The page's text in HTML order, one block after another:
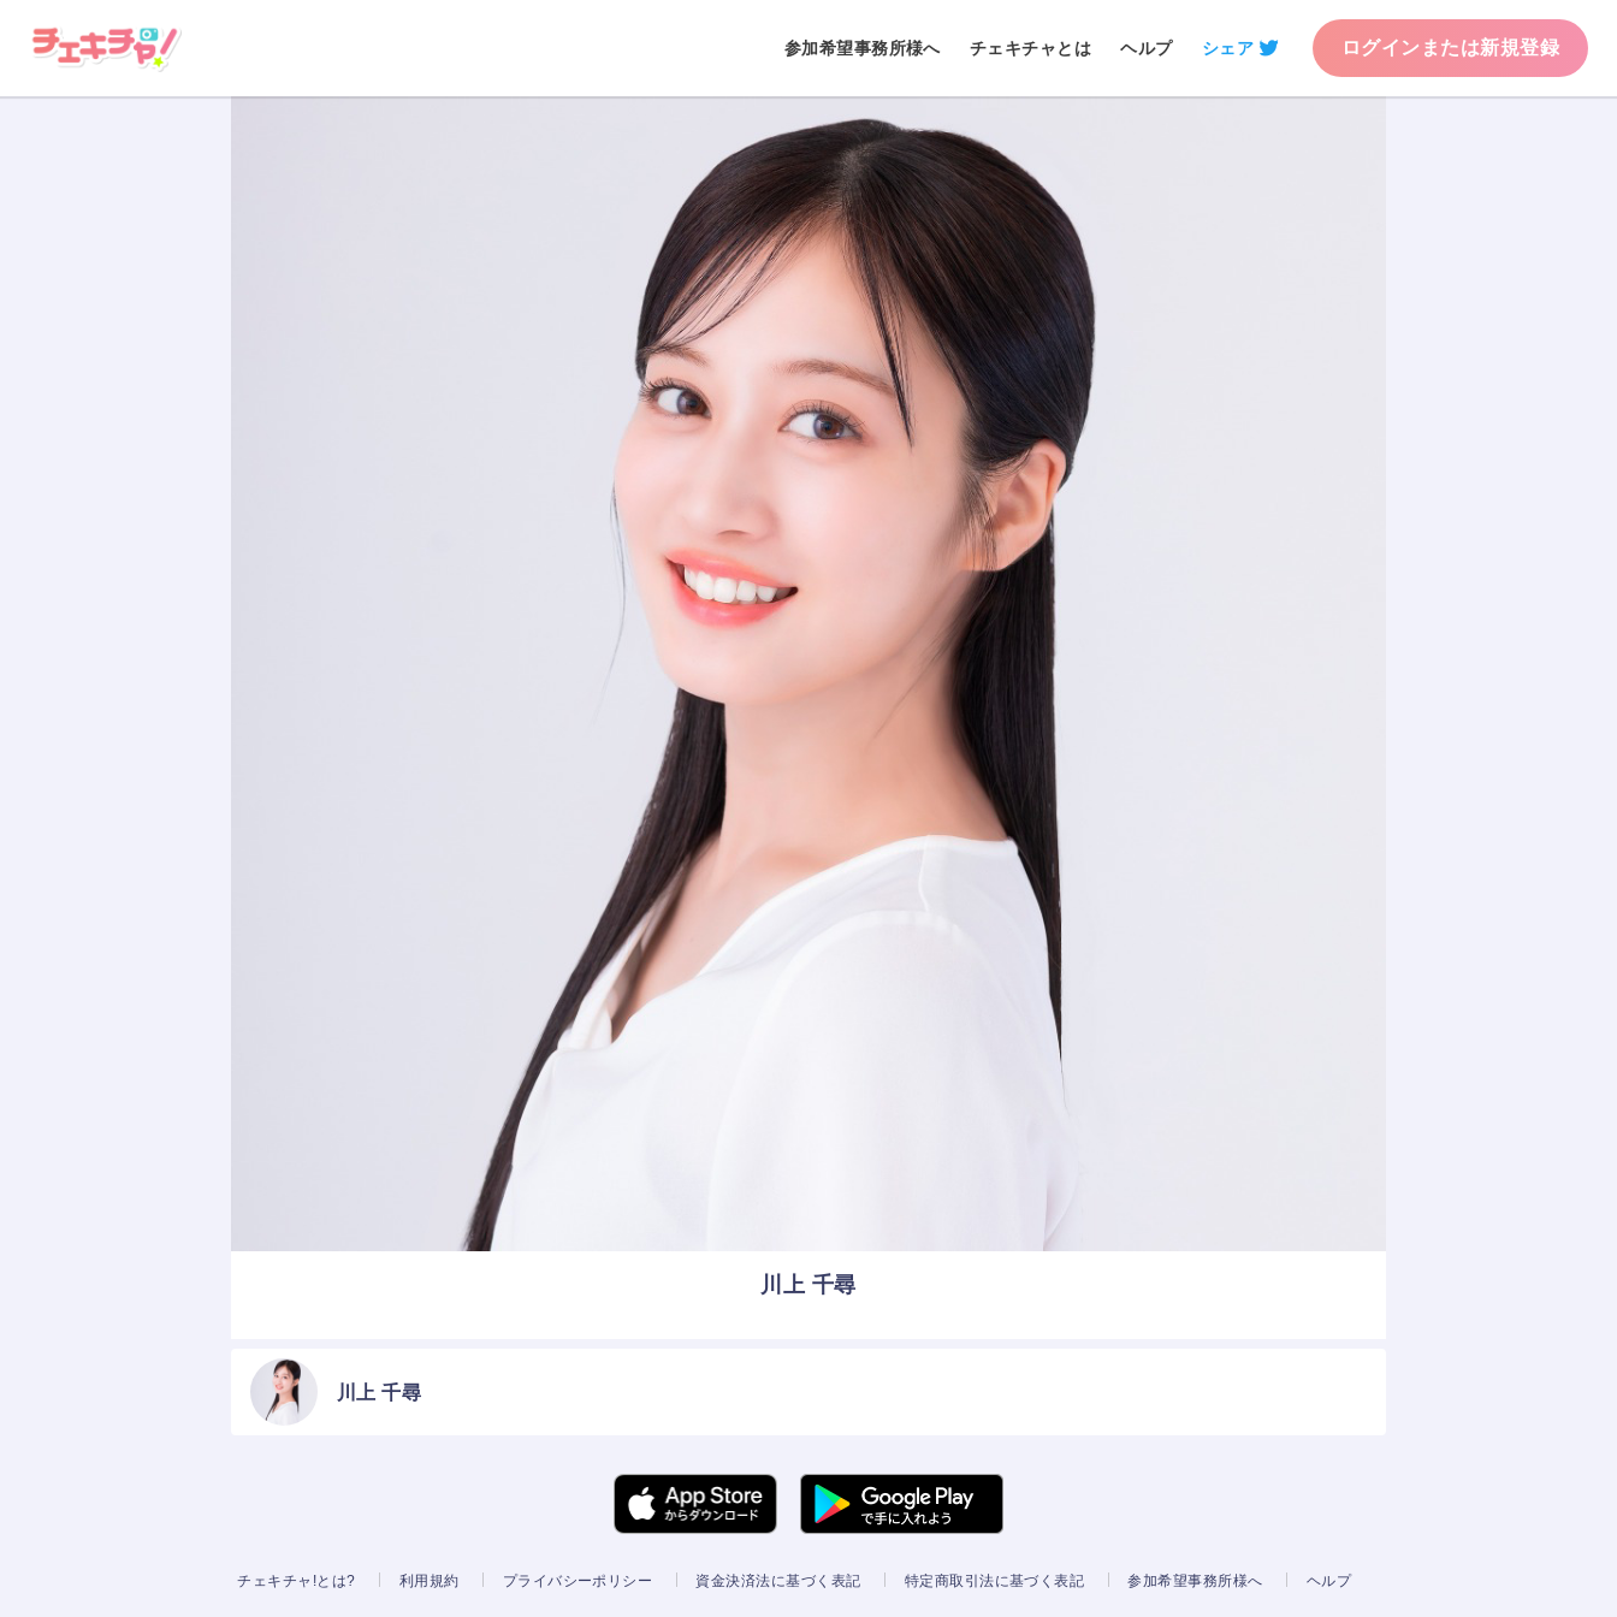
参加希望事務所様へ チェキチャとは ヘルプ シェア ログインまたは新規登録
川上 千尋
川上 千尋
チェキチャ!とは? 利用規約 プライバシーポリシー 資金決済法に基づく表記 特定商取引法に基づく表記 参加希望事務所様へ ヘルプ